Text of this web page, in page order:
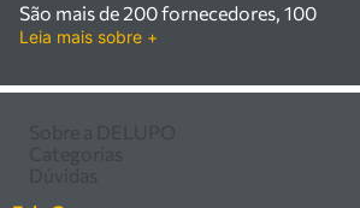
São mais de 200 fornecedores, 100
mil itens à pronta entrega e uma equipe
Há mais de 50 anos no mercado, a
Leia mais sobre +
Como comprar